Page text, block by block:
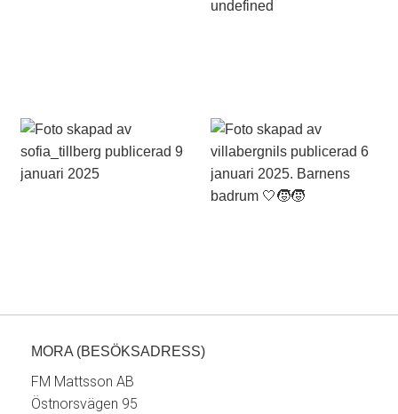
MORA (BESÖKSADRESS)
FM Mattsson AB
Östnorsvägen 95